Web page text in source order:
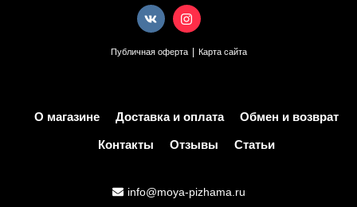
Публичная оферта Карта сайта
О магазине Доставка и оплата Обмен и возврат
Контакты Отзывы Статьи
info@moya-pizhama.ru